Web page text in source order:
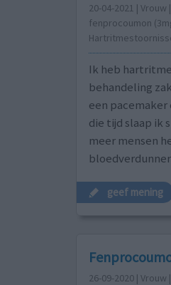
20-04-2021 | Vrouw
fenprocoumon
Ik heb
behandeling
een pacemaker
die tijd slaap ik
meer mensen
geef mening
26-09-2020 | Vrouw